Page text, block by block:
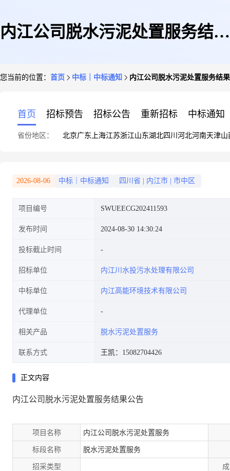
内江公司脱水污泥处置服务结果
您当前的位置： 首页 中标｜中标通知 内江公司脱水污泥处置服务结
首页 招标预告 招标公告 重新招标 中标通知
省份地区： 北京广东 上海江苏浙江山东湖北四川 河北河南天津山
2026-08-06 中标｜中标通知 四川省 内江市 市中区
项目编号 SWUEECG202411593
发布时间 2024-08-30 14:30:24
投标截止时间
招标单位 内江川水投污水处理有限公司
中标单位 内江高能环境技术有限公司
代理单位
相关产品 脱水污泥处置服务
联系方式 王凯：15082704426
正文内容
内江公司脱水污泥处置服务结果公告
项目名称 内江公司脱水污泥处置服务
标段名称 脱水污泥处置服务
招采类型